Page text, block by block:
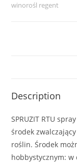
winorośl regent
Description
SPRUZIT RTU
środek
roślin. Środek
hobbystycznym: